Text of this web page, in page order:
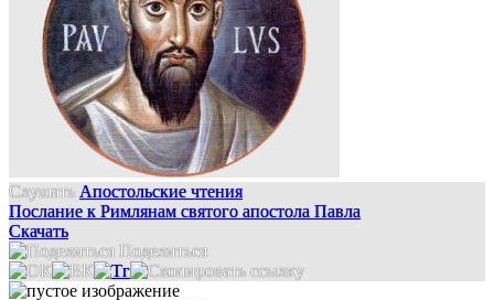
Слушать Апостольские чтения
Послание к Римлянам святого апостола Павла
Скачать
Поделиться